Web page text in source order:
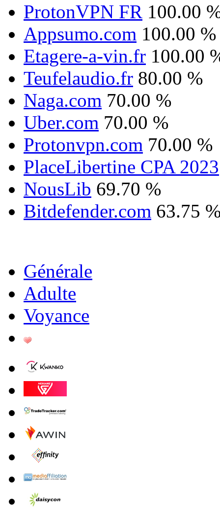
ProtonVPN FR 100.00
Appsumo.com 100.00 %
Etagere-a-vin.fr 100.00
Teufelaudio.fr 80.00 %
Naga.com 70.00 %
Uber.com 70.00 %
Protonvpn.com 70.00 %
PlaceLibertine CPA 2023
NousLib 69.70 %
Bitdefender.com 63.75
Générale
Adulte
Voyance